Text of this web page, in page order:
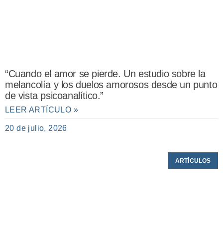
“Cuando el amor se pierde. Un estudio sobre la
melancolía y los duelos amorosos desde un punto
de vista psicoanalítico.”
LEER ARTÍCULO »
20 de julio, 2026
ARTÍCULOS